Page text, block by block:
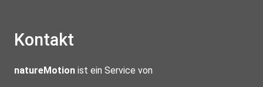
Kontakt
natureMotion ist ein Service von